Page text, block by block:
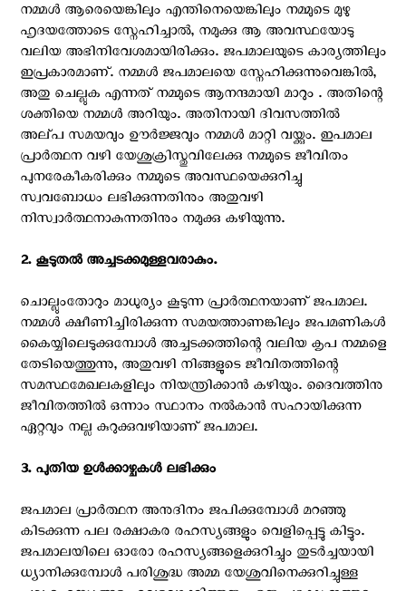
നമ്മൾ ആരെയെങ്കിലും എന്തിനെയെങ്കിലും നമ്മുടെ മുഴു
ഹൃദയത്തോടെ സ്നേഹിച്ചാൽ, നമുക്കു ആ അവസ്ഥയോടു
വലിയ അഭിനിവേശമായിരിക്കും. ജപമാലയുടെ കാര്യത്തിലും
ഇപ്രകാരമാണ്. നമ്മൾ ജപമാലയെ സ്നേഹിക്കുന്നുവെങ്കിൽ,
അതു ചെല്ലുക എന്നത് നമ്മുടെ ആനന്ദമായി മാറും . അതിന്റെ
ശക്തിയെ നമ്മൾ അറിയും. അതിനായി ദിവസത്തിൽ
അല്‌പ സമയവും ഊർജ്ജവും നമ്മൾ മാറ്റി വയ്ക്കും. ഇപമാല
പ്രാർത്ഥന വഴി യേശുക്രിസ്തുവിലേക്കു നമ്മുടെ ജീവിതം
പുനരേകീകരിക്കും നമ്മുടെ അവസ്ഥയെക്കുറിച്ചു
സ്വവബോധം ലഭിക്കുന്നതിനും അതുവഴി
നിസ്വാർത്ഥനാകുന്നതിനും നമുക്കു കഴിയുന്നു.
2. കൂടുതൽ അച്ചടക്കമുള്ളവരാകും. ‍
ചൊല്ലുംതോറും മാധുര്യം കൂടുന്ന പ്രാർത്ഥനയാണ് ജപമാല.
നമ്മൾ ക്ഷീണിച്ചിരിക്കുന്ന സമയത്താണങ്കിലും ജപമണികൾ
കൈയ്യിലെടുക്കുമ്പോൾ അച്ചടക്കത്തിന്റെ വലിയ കൃപ നമ്മളെ
തേടിയെത്തുന്നു, അതുവഴി നിങ്ങളുടെ ജീവിതത്തിന്റെ
സമസ്ഥമേഖലകളിലും നിയന്ത്രിക്കാൻ കഴിയും. ദൈവത്തിനു
ജീവിതത്തിൽ ഒന്നാം സ്ഥാനം നൽകാൻ സഹായിക്കുന്ന
ഏറ്റവും നല്ല കുറുക്കുവഴിയാണ് ജപമാല.
3. പുതിയ ഉൾക്കാഴ്ചകൾ ലഭിക്കും ‍
ജപമാല പ്രാർത്ഥന അനുദിനം ജപിക്കുമ്പോൾ മറഞ്ഞു
കിടക്കുന്ന പല രക്ഷാകര രഹസ്യങ്ങളും വെളിപ്പെട്ടു കിട്ടും.
ജപമാലയിലെ ഓരോ രഹസ്യങ്ങളെക്കുറിച്ചും തുടർച്ചയായി
ധ്യാനിക്കുമ്പോൾ പരിശുദ്ധ അമ്മ യേശുവിനെക്കുറിച്ചുള്ള